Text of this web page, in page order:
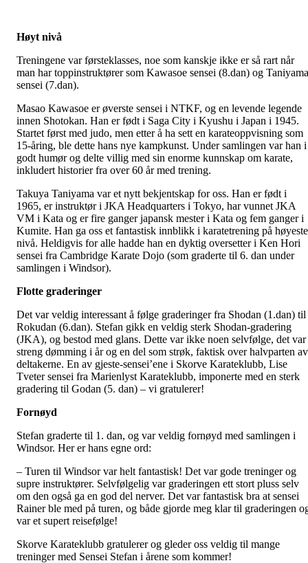
Høyt nivå
Treningene var førsteklasses, noe som kanskje ikke er så rart når
man har toppinstruktører som Kawasoe sensei (8.dan) og Taniyama
sensei (7.dan).
Masao Kawasoe er øverste sensei i NTKF, og en levende legende
innen Shotokan. Han er født i Saga City i Kyushu i Japan i 1945.
Startet først med judo, men etter å ha sett en karateoppvisning som
15-åring, ble dette hans nye kampkunst. Under samlingen var han i
godt humør og delte villig med sin enorme kunnskap om karate,
inkludert historier fra over 60 år med trening.
Takuya Taniyama var et nytt bekjentskap for oss. Han er født i
1965, er instruktør i JKA Headquarters i Tokyo, har vunnet JKA
VM i Kata og er fire ganger japansk mester i Kata og fem ganger i
Kumite. Han ga oss et fantastisk innblikk i karatetrening på høyeste
nivå. Heldigvis for alle hadde han en dyktig oversetter i Ken Hori
sensei fra Cambridge Karate Dojo (som graderte til 6. dan under
samlingen i Windsor).
Flotte graderinger
Det var veldig interessant å følge graderinger fra Shodan (1.dan) til
Rokudan (6.dan). Stefan gikk en veldig sterk Shodan-gradering
(JKA), og bestod med glans. Dette var ikke noen selvfølge, det var
streng dømming i år og en del som strøk, faktisk over halvparten av
deltakerne. En av gjeste-sensei’ene i Skorve Karateklubb, Lise
Tveter sensei fra Marienlyst Karateklubb, imponerte med en sterk
gradering til Godan (5. dan) – vi gratulerer!
Fornøyd
Stefan graderte til 1. dan, og var veldig fornøyd med samlingen i
Windsor. Her er hans egne ord:
– Turen til Windsor var helt fantastisk! Det var gode treninger og
supre instruktører. Selvfølgelig var graderingen ett stort pluss selv
om den også ga en god del nerver. Det var fantastisk bra at sensei
Rainer ble med på turen, og både gjorde meg klar til graderingen
var et supert reisefølge!
Skorve Karateklubb gratulerer og gleder oss veldig til mange
treninger med Sensei Stefan i årene som kommer!